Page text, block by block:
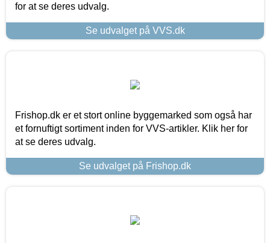
for at se deres udvalg.
Se udvalget på VVS.dk
Frishop.dk er et stort online byggemarked som også har
et fornuftigt sortiment inden for VVS-artikler. Klik her for
at se deres udvalg.
Se udvalget på Frishop.dk